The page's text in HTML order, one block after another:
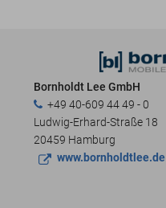
Bornholdt Lee GmbH
+49 40-609 44 49 - 0
Ludwig-Erhard-Straße 18
20459 Hamburg
www.bornholdtlee.de